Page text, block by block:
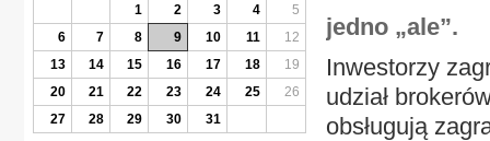
jedno „ale”.
Inwestorzy
udział
obsługują
1
2 3 4
5
6
7 8 9 10 11
12
13
14 15 16 17 18
19
20
21 22 23 24 25
26
27
28 29 30 31